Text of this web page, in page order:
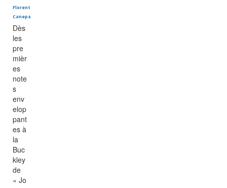
Florent
Canepa
Dès
les
pre
mièr
es
note
s
env
elop
pant
es à
la
Buc
kley
de
« Jo